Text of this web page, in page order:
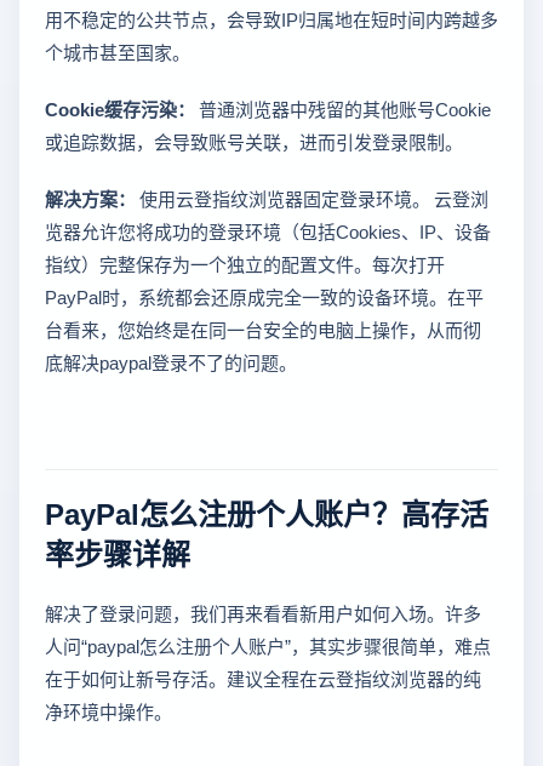
用不稳定的公共节点，会导致IP归属地在短时间内跨越多
个城市甚至国家。
Cookie缓存污染： 普通浏览器中残留的其他账号Cookie
或追踪数据，会导致账号关联，进而引发登录限制。
解决方案： 使用云登指纹浏览器固定登录环境。 云登浏
览器允许您将成功的登录环境（包括Cookies、IP、设备
指纹）完整保存为一个独立的配置文件。每次打开
PayPal时，系统都会还原成完全一致的设备环境。在平
台看来，您始终是在同一台安全的电脑上操作，从而彻
底解决paypal登录不了的问题。
PayPal怎么注册个人账户？高存活
率步骤详解
解决了登录问题，我们再来看看新用户如何入场。许多
人问“paypal怎么注册个人账户”，其实步骤很简单，难点
在于如何让新号存活。建议全程在云登指纹浏览器的纯
净环境中操作。